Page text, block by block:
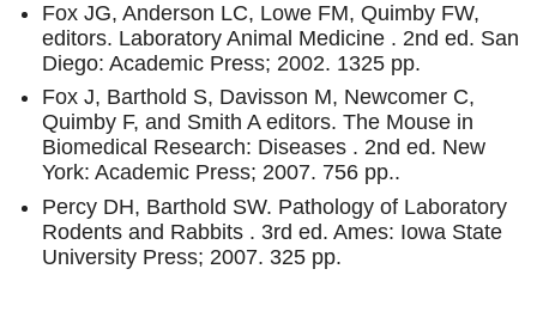
Fox JG, Anderson LC, Lowe FM, Quimby FW,
editors. Laboratory Animal Medicine . 2nd ed. San
Diego: Academic Press; 2002. 1325 pp.
Fox J, Barthold S, Davisson M, Newcomer C,
Quimby F, and Smith A editors. The Mouse in
Biomedical Research: Diseases . 2nd ed. New
York: Academic Press; 2007. 756 pp..
Percy DH, Barthold SW. Pathology of Laboratory
Rodents and Rabbits . 3rd ed. Ames: Iowa State
University Press; 2007. 325 pp.